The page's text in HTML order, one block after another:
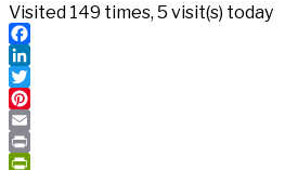
Visited 149 times, 5 visit(s) today
Facebook
LinkedIn
Twitter
Pinterest
Email
Print